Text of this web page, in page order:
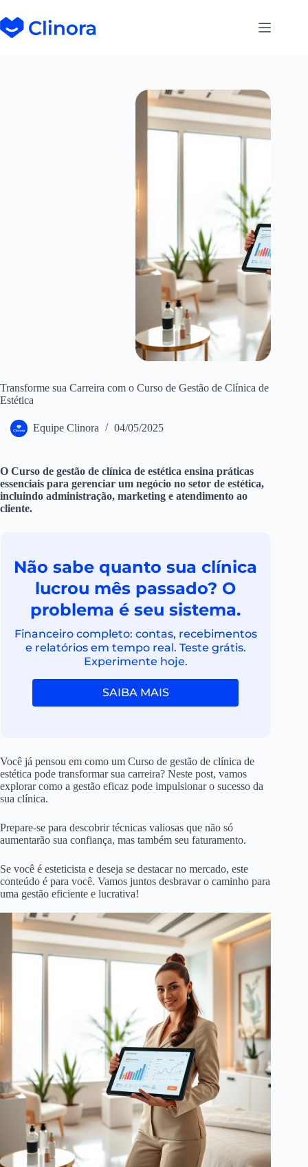
Transforme sua Carreira com o Curso de Gestão de Clínica de
Estética
Equipe Clinora 04/05/2025
O Curso de gestão de clínica de estética ensina práticas
essenciais para gerenciar um negócio no setor de estética,
incluindo administração, marketing e atendimento ao
cliente.
Não sabe quanto sua clínica
lucrou mês passado? O
problema é seu sistema.
Financeiro completo: contas, recebimentos
e relatórios em tempo real. Teste grátis.
Experimente hoje.
SAIBA MAIS
Você já pensou em como um Curso de gestão de clínica de
estética pode transformar sua carreira? Neste post, vamos
explorar como a gestão eficaz pode impulsionar o sucesso da
sua clínica.
Prepare-se para descobrir técnicas valiosas que não só
aumentarão sua confiança, mas também seu faturamento.
Se você é esteticista e deseja se destacar no mercado, este
conteúdo é para você. Vamos juntos desbravar o caminho para
uma gestão eficiente e lucrativa!